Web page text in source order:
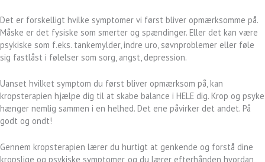
Det er forskelligt hvilke symptomer vi først bliver opmærksomme på.
Måske er det fysiske som smerter og spændinger. Eller det kan være
psykiske som f.eks. tankemylder, indre uro, søvnproblemer eller føle
sig fastlåst i følelser som sorg, angst, depression.
Uanset hvilket symptom du først bliver opmærksom på, kan
kropsterapien hjælpe dig til at skabe balance i HELE dig. Krop og psyke
hænger nemlig sammen i en helhed. Det ene påvirker det andet. På
godt og ondt!
Gennem kropsterapien lærer du hurtigt at genkende og forstå dine
kropslige og psykiske symptomer, og du lærer efterhånden hvordan